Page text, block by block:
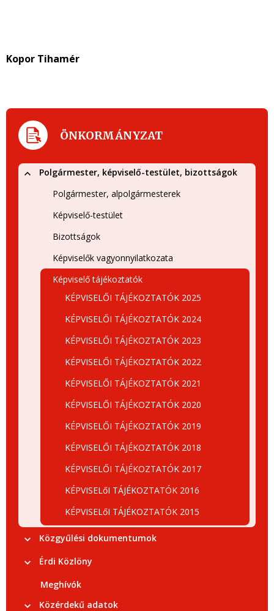
Kopor Tihamér
ÖNKORMÁNYZAT
Polgármester, képviselő-testület, bizottságok
Polgármester, alpolgármesterek
Képviselő-testület
Bizottságok
Képviselők vagyonnyilatkozata
Képviselő tájékoztatók
KÉPVISELŐI TÁJÉKOZTATÓK 2025
KÉPVISELŐI TÁJÉKOZTATÓK 2024
KÉPVISELŐI TÁJÉKOZTATÓK 2023
KÉPVISELŐI TÁJÉKOZTATÓK 2022
KÉPVISELŐI TÁJÉKOZTATÓK 2021
KÉPVISELŐI TÁJÉKOZTATÓK 2020
KÉPVISELŐI TÁJÉKOZTATÓK 2019
KÉPVISELŐI TÁJÉKOZTATÓK 2018
KÉPVISELŐI TÁJÉKOZTATÓK 2017
KÉPVISELőI TÁJÉKOZTATÓK 2016
KÉPVISELőI TÁJÉKOZTATÓK 2015
Közgyűlési dokumentumok
Érdi Közlöny
Meghívók
Közérdekű adatok